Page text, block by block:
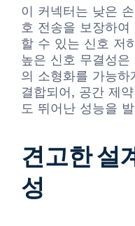
이 커넥터는 낮은
호 전송을 보장하
할 수 있는 신호 저
높은 신호 무결성
의 소형화를 가능
결합되어, 공간 제
도 뛰어난 성능을
견고한 설
성